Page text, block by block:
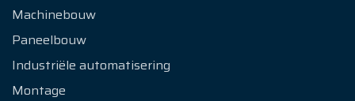
Machinebouw
Paneelbouw
Industriële automatisering
Montage